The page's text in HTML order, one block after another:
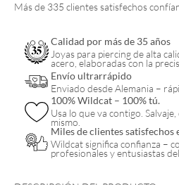
Más de 335 clientes satisfechos
Calidad por más de 35 años
Joyas para piercing de alta
acero, elaboradas con la
Envío ultrarrápido
Enviado desde Alemania –
100% Wildcat – 100% tú.
Usa lo que va contigo.
mismo.
Miles de clientes satisfechos
Wildcat significa confianza –
profesionales y entusiastas